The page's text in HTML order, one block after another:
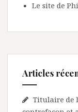
Le site de
Articles
Titulaire de